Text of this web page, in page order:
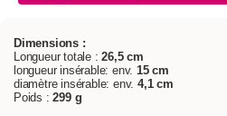
Dimensions :
Longueur totale :26,5 cm
longueur insérable: env. 15 cm
diamètre insérable: env. 4,1 cm
Poids :299 g